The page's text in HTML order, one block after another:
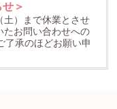
＞
土）まで休業とさせ
たお問い合わせへの
了承のほどお願い申